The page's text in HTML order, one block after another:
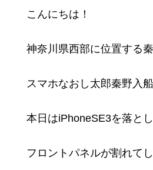
こんにちは！
神奈川県西部に位置する
スマホなおし太郎秦野入
本日はiPhoneSE3を落と
フロントパネルが割れて